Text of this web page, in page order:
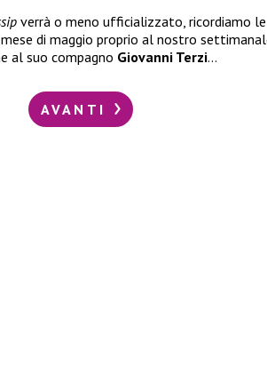
verrà o meno ufficializzato, ricordiamo le
di maggio proprio al nostro
al suo compagno Giovanni Terzi…
AVANTI